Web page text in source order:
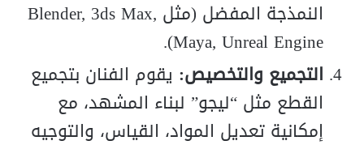
النمذجة المفضل (مثل Blender, 3ds Max,
Maya, Unreal Engine).
التجميع والتخصيص: يقوم الفنان بتجميع
القطع مثل “ليجو” لبناء المشهد، مع
إمكانية تعديل المواد، القياس، والتوجيه